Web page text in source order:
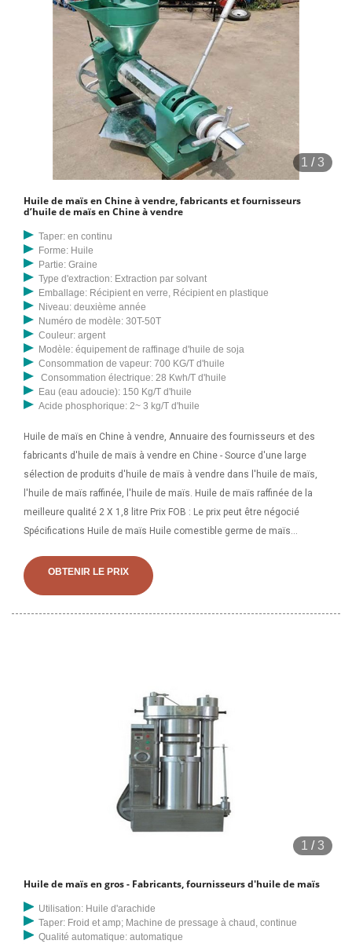
1 /3
Huile de maïs en Chine à vendre, fabricants et fournisseurs
d’huile de maïs en Chine à vendre
Taper: en continu
Forme: Huile
Partie: Graine
Type d'extraction: Extraction par solvant
Emballage: Récipient en verre, Récipient en plastique
Niveau: deuxième année
Numéro de modèle: 30T-50T
Couleur: argent
Modèle: équipement de raffinage d'huile de soja
Consommation de vapeur: 700 KG/T d'huile
Consommation électrique: 28 Kwh/T d'huile
Eau (eau adoucie): 150 Kg/T d'huile
Acide phosphorique: 2~ 3 kg/T d'huile
Huile de maïs en Chine à vendre, Annuaire des fournisseurs et des
fabricants d'huile de maïs à vendre en Chine - Source d'une large
sélection de produits d'huile de maïs à vendre dans l'huile de maïs,
l'huile de maïs raffinée, l'huile de maïs. Huile de maïs raffinée de la
meilleure qualité 2 X 1,8 litre Prix FOB : Le prix peut être négocié
Spécifications Huile de maïs Huile comestible germe de maïs
linoléique, acide oléique Huile de maïs Huile de maïs raffinée (ou
nommée maïs
OBTENIR LE PRIX
1 /3
Huile de maïs en gros - Fabricants, fournisseurs d'huile de maïs
Utilisation: Huile d'arachide
Taper: Froid et amp; Machine de pressage à chaud, continue
Qualité automatique: automatique